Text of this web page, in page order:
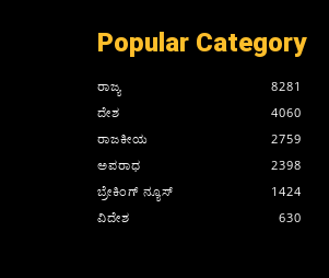
Popular Category
ರಾಜ್ಯ
8281
ದೇಶ
4060
ರಾಜಕೀಯ
2759
ಅಪರಾಧ
2398
ಬ್ರೇಕಿಂಗ್ ನ್ಯೂಸ್
1424
ವಿದೇಶ
630